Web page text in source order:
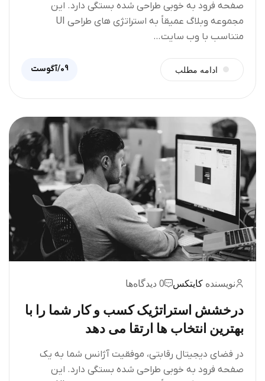
صفحه فرود به خوبی طراحی شده بستگی دارد. این
مجموعه وبلاگ عمیقاً به استراتژی های طراحی UI
متناسب با وب سایت…
ادامه مطلب 09/آگوست
نویسنده کایتکس 0 دیدگاه‌ها
درخشش استراتژیک کسب و کار شما را با
بهترین انتخاب ها ارتقا می دهد
در فضای دیجیتال رقابتی، موفقیت آژانس شما به یک
صفحه فرود به خوبی طراحی شده بستگی دارد. این